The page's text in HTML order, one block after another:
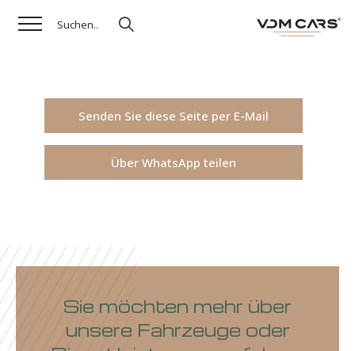
Senden Sie diese Seite per E-Mail
Über WhatsApp teilen
Sie möchten mehr über
unsere Fahrzeuge oder